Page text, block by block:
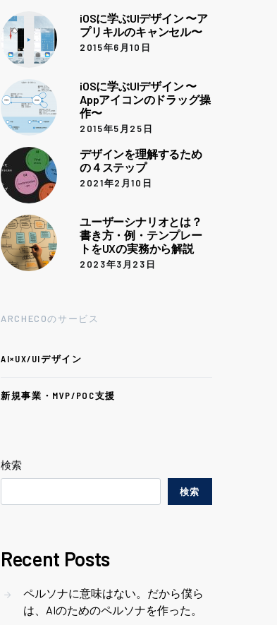
iOSに学ぶUIデザイン 〜ア
プリキルのキャンセル〜
2015年6月10日
iOSに学ぶUIデザイン 〜
Appアイコンのドラッグ操
作〜
2015年5月25日
デザインを理解するため
の４ステップ
2021年2月10日
ユーザーシナリオとは？
書き方・例・テンプレー
トをUXの実務から解説
2023年3月23日
ARCHECOのサービス
AI×UX/UIデザイン
新規事業・MVP/POC支援
検索
検索
Recent Posts
ペルソナに意味はない。だから僕ら
は、AIのためのペルソナを作った。